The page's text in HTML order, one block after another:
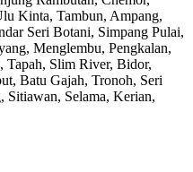
Kinta, Tambun, Ampang,
Seri Botani, Simpang Pulai,
Menglembu, Pengkalan,
Tapah, Slim River, Bidor,
Batu Gajah, Tronoh, Seri
Sitiawan, Selama, Kerian,